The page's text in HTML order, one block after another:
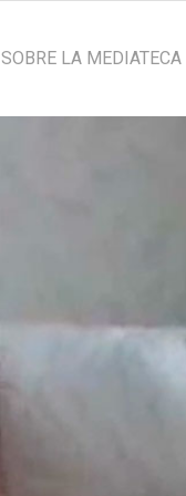
SOBRE LA MEDIATECA